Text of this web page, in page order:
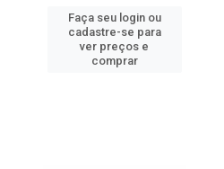
Faça seu login ou
cadastre-se para
ver preços e
comprar